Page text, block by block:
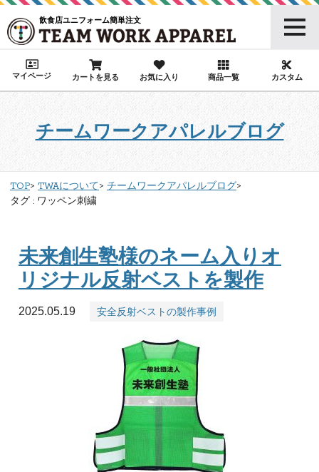
飲食店ユニフォーム簡単注文
マイページ カートを見る お気に入り 商品一覧 カスタム
チームワークアパレルブログ
TOP TWAについて
チームワークアパレルブログ
タグ : ワッペン刺繍
未来創生塾様のネーム入りオ
リジナル反射ベストを製作
2025.05.19 安全反射ベストの製作事例